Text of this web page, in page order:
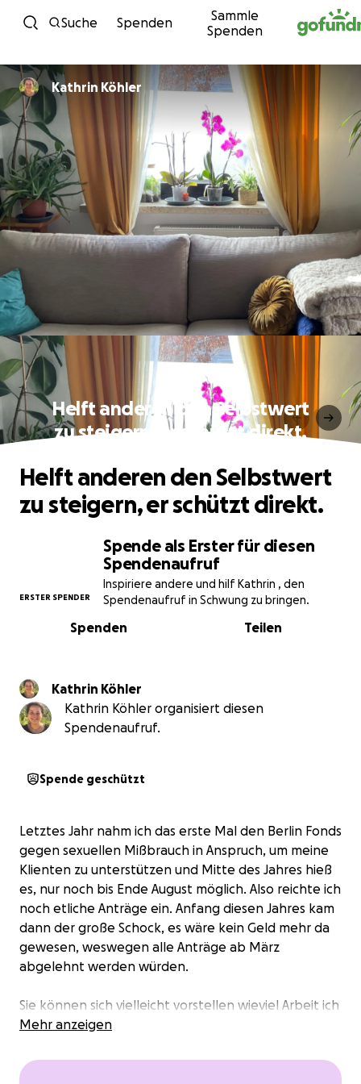
Zum Inhalt
Suche Spenden
Sammle
Spenden
Kathrin Köhler
Helft anderen den Selbstwert
zu steigern, er schützt direkt.
Spende als Erster für diesen
Spendenaufruf
Inspiriere andere und hilf Kathrin , den
Spendenaufruf in Schwung zu bringen.
ERSTER SPENDER
Teilen
Spenden
Helft anderen den Selbstwert
zu steigern, er schützt direkt.
Kathrin Köhler
Kathrin Köhler organisiert diesen
Spendenaufruf.
Spende geschützt
Letztes Jahr nahm ich das erste Mal den Berlin Fonds
gegen sexuellen Mißbrauch in Anspruch, um meine
Klienten zu unterstützen und Mitte des Jahres hieß
es, nur noch bis Ende August möglich. Also reichte ich
noch etliche Anträge ein. Anfang diesen Jahres kam
dann der große Schock, es wäre kein Geld mehr da
gewesen, weswegen alle Anträge ab März
abgelehnt werden würden.
Sie können sich vielleicht vorstellen wieviel Arbeit ich
investiert habe. Außerdem haben sich meine
verlassen. Da es eine freiwillige Spendenaktion war,
Mehr anzeigen